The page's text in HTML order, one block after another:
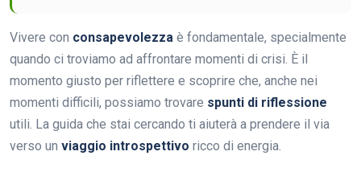
Vivere con consapevolezza è fondamentale, specialmente
quando ci troviamo ad affrontare momenti di crisi. È il
momento giusto per riflettere e scoprire che, anche nei
momenti difficili, possiamo trovare spunti di riflessione
utili. La guida che stai cercando ti aiuterà a prendere il via
verso un viaggio introspettivo ricco di energia.